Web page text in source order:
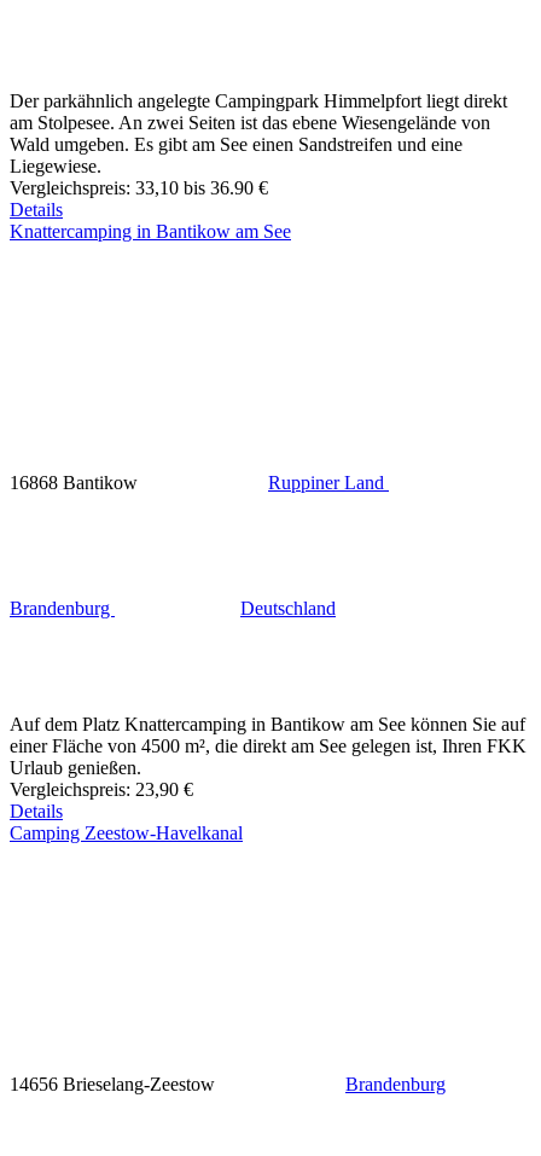
Der parkähnlich angelegte Campingpark Himmelpfort liegt direkt
am Stolpesee. An zwei Seiten ist das ebene Wiesengelände von
Wald umgeben. Es gibt am See einen Sandstreifen und eine
Liegewiese.
Vergleichspreis: 33,10 bis 36.90 €
Details
Knattercamping in Bantikow am See
16868 Bantikow Ruppiner Land
Brandenburg Deutschland
Auf dem Platz Knattercamping in Bantikow am See können Sie auf
einer Fläche von 4500 m², die direkt am See gelegen ist, Ihren FKK
Urlaub genießen.
Vergleichspreis: 23,90 €
Details
Camping Zeestow-Havelkanal
14656 Brieselang-Zeestow Brandenburg